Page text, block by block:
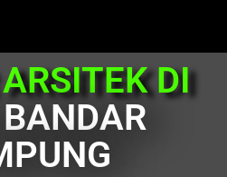
DI